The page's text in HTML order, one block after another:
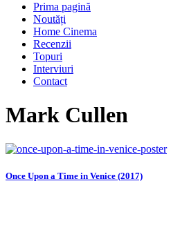
Prima pagină
Noutăți
Home Cinema
Recenzii
Topuri
Interviuri
Contact
Mark Cullen
Once Upon a Time in Venice (2017)